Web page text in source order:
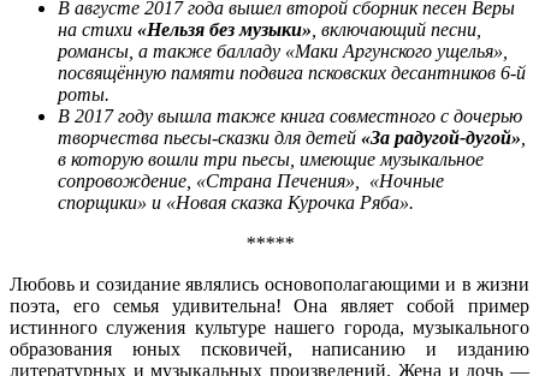
В августе 2017 года вышел второй сборник песен Веры
на стихи «Нельзя без музыки» , включающий песни,
романсы, а также балладу «Маки Аргунского ущелья»,
посвящённую памяти подвига псковских десантников 6-й
роты.
В 2017 году вышла также книга совместного с дочерью
творчества пьесы-сказки для детей «За радугой-дугой»
в которую вошли три пьесы, имеющие музыкальное
сопровождение, «Страна Печения», «Ночные
спорщики» и «Новая сказка Курочка Ряба».
*****
Любовь и созидание являлись основополагающими и в жизни
поэта, его семья удивительна! Она являет собой пример
истинного служения культуре нашего города, музыкального
образования юных псковичей, написанию и изданию
литературных и музыкальных произведений. Жена и дочь —